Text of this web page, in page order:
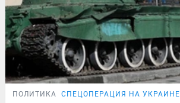
ПОЛИТИКА СПЕЦОПЕРАЦИЯ НА УКРАИНЕ